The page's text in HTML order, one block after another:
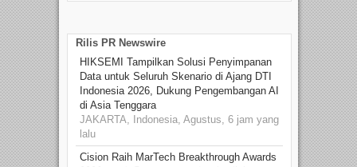
Rilis PR Newswire
HIKSEMI Tampilkan Solusi Penyimpanan
Data untuk Seluruh Skenario di Ajang DTI
Indonesia 2026, Dukung Pengembangan AI
di Asia Tenggara
JAKARTA, Indonesia, Agustus, 6 jam yang
lalu
Cision Raih MarTech Breakthrough Awards